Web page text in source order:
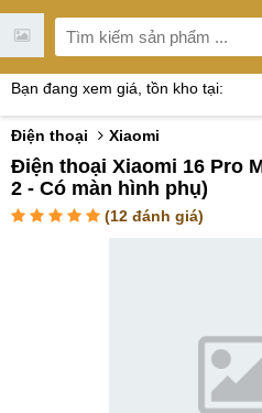
Bạn đang xem giá, tồn kho tại:
Điện thoại Xiaomi
Điện thoại Xiaomi 16 Pro
2 - Có màn hình phụ)
(12 đánh giá)